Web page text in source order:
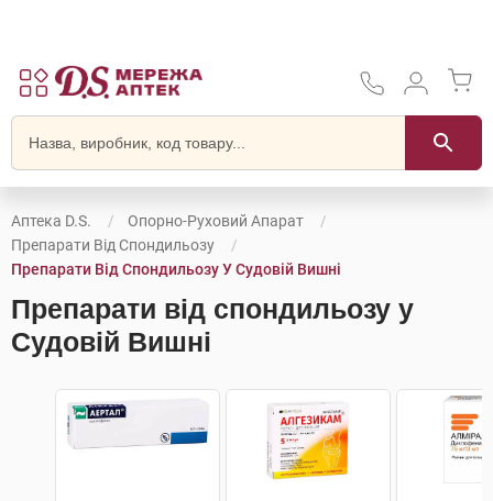
Аптека D.S.
Опорно-Руховий Апарат
Препарати Від Спондильозу
Препарати Від Спондильозу У Судовій Вишні
Препарати від спондильозу у
Судовій Вишні